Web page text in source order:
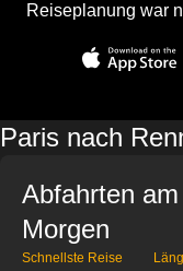
Reiseplanung war
Paris nach
Abfahrten am
Morgen
Schnellste Reise